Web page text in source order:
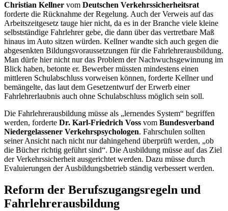
Christian Kellner vom Deutschen Verkehrssicherheitsrat
forderte die Rücknahme der Regelung. Auch der Verweis auf das
Arbeitszeitgesetz tauge hier nicht, da es in derBranche viele kleine
selbstständige Fahrlehrer gebe, die dann über das vertretbare Maß
hinaus im Auto sitzen würden. Kellner wandte sich auch gegen die
abgesenkten Bildungsvoraussetzungen für die Fahrlehrerausbildung.
Man dürfe hier nicht nur das Problem der Nachwuchsgewinnung im
Blick haben, betonte er. Bewerber müssten mindestens einen
mittleren Schulabschluss vorweisen können, forderte Kellner und
bemängelte, das laut dem Gesetzentwurf der Erwerb einer
Fahrlehrerlaubnis auch ohne Schulabschluss möglich sein soll.
Die Fahrlehrerausbildung müsse als „lernendes System“ begriffen
werden, forderte Dr. Karl-Friedrich Voss vom Bundesverband
Niedergelassener Verkehrspsychologen. Fahrschulen sollten
seiner Ansicht nach nicht nur dahingehend überprüft werden, „ob
die Bücher richtig geführt sind“. Die Ausbildung müsse auf das Ziel
der Verkehrssicherheit ausgerichtet werden. Dazu müsse durch
Evaluierungen der Ausbildungsbetrieb ständig verbessert werden.
Reform der Berufszugangsregeln und
Fahrlehrerausbildung